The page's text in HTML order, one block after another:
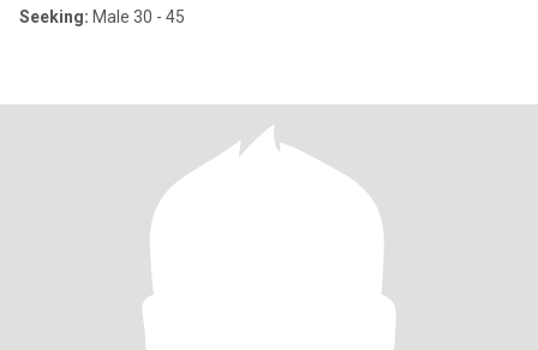
Seeking: Male 30 - 45